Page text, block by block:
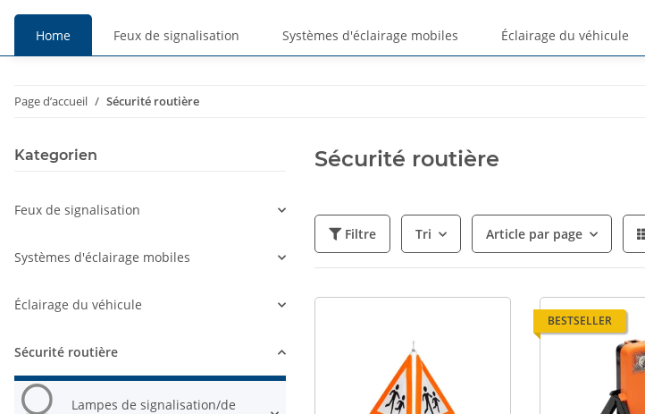
Home Feux de signalisation Systèmes d'éclairage mobiles Éclairage du véhicule
TTC
HT
Page d’accueil Sécurité routière
Sécurité routière
Filtre Tri Article par page
BESTSELLER
Kategorien
Feux de signalisation
Systèmes d'éclairage mobiles
Éclairage du véhicule
Sécurité routière
Lampes de signalisation/de